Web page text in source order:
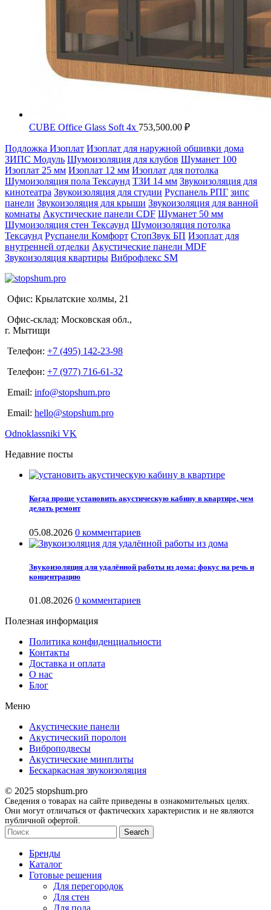
CUBE Office Glass Soft 4x 753,500.00 ₽
Подложка Изоплат Изоплат для наружной обшивки дома
ЗИПС Модуль Шумоизоляция для клубов Шуманет 100
Изоплат 25 мм Изоплат 12 мм Изоплат для потолка
Шумоизоляция пола Тексаунд ТЗИ 14 мм Звукоизоляция для
кинотеатра Звукоизоляция для студии Руспанель РПГ зипс
панели Звукоизоляция для крыши Звукоизоляция для ванной
комнаты Акустические панели CDF Шуманет 50 мм
Шумоизоляция стен Тексаунд Шумоизоляция потолка
Тексаунд Руспанели Комфорт СтопЗвук БП Изоплат для
внутренней отделки Акустические панели MDF
Звукоизоляция квартиры Виброфлекс SM
Офис: Крылатские холмы, 21
Офис-склад: Московская обл.,
г. Мытищи
Телефон: +7 (495) 142-23-98
Телефон: +7 (977) 716-61-32
Email: info@stopshum.pro
Email: hello@stopshum.pro
Odnoklassniki VK
Недавние посты
Когда проще установить акустическую кабину в квартире, чем
делать ремонт
05.08.2026 0 комментариев
Звукоизоляция для удалённой работы из дома: фокус на речь и
концентрацию
01.08.2026 0 комментариев
Полезная информация
Политика конфиденциальности
Контакты
Доставка и оплата
О нас
Блог
Меню
Акустические панели
Акустический поролон
Виброподвесы
Акустические минплиты
Бескаркасная звукоизоляция
© 2025 stopshum.pro
Сведения о товарах на сайте приведены в ознакомительных целях.
Они могут отличаться от фактических характеристик и не являются
публичной офертой.
Search
Бренды
Каталог
Готовые решения
Для перегородок
Для стен
Для пола